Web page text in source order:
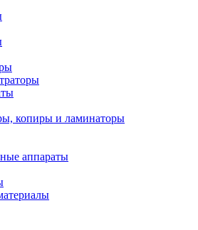
копиры и ламинаторы
аппараты